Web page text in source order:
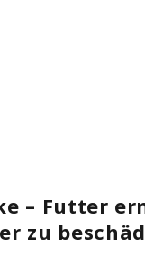
– Futter
zu